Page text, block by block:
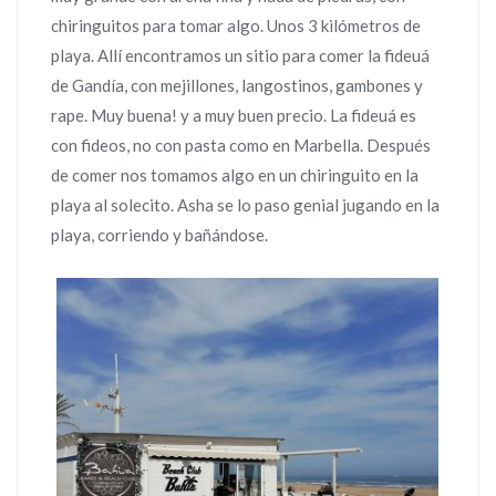
chiringuitos para tomar algo. Unos 3 kilómetros de
playa. Allí encontramos un sitio para comer la fideuá
de Gandía, con mejillones, langostinos, gambones y
rape. Muy buena! y a muy buen precio. La fideuá es
con fideos, no con pasta como en Marbella. Después
de comer nos tomamos algo en un chiringuito en la
playa al solecito. Asha se lo paso genial jugando en la
playa, corriendo y bañándose.